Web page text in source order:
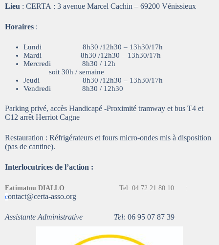
Lieu : CERTA : 3 avenue Marcel Cachin – 69200 Vénissieux
Horaires :
Lundi 8h30 /12h30 – 13h30/17h
Mardi 8h30 /12h30 – 13h30/17h
Mercredi 8h30 / 12h
soit 30h / semaine
Jeudi 8h30 /12h30 – 13h30/17h
Vendredi 8h30 / 12h30
Parking privé, accès Handicapé -Proximité tramway et bus T4 et
C12 arrêt Herriot Cagne
Restauration : Réfrigérateurs et fours micro-ondes mis à disposition
(pas de cantine).
Interlocutrices de l’action :
Fatimatou DIALLO Tel: 04 72 21 80 10 :
contact@certa-asso.org
Assistante Administrative Tel: 06 95 07 87 39